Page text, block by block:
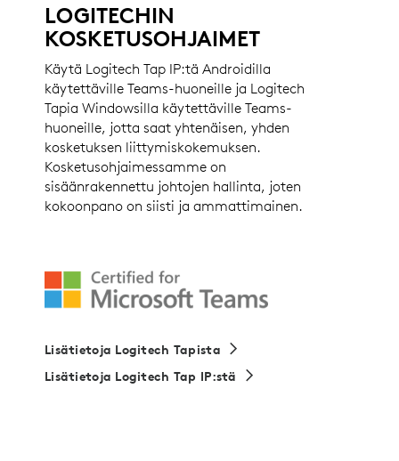
LOGITECHIN
KOSKETUSOHJAIMET
Käytä Logitech Tap IP:tä Androidilla
käytettäville Teams-huoneille ja Logitech
Tapia Windowsilla käytettäville Teams-
huoneille, jotta saat yhtenäisen, yhden
kosketuksen liittymiskokemuksen.
Kosketusohjaimessamme on
sisäänrakennettu johtojen hallinta, joten
kokoonpano on siisti ja ammattimainen.
Lisätietoja Logitech Tapista
Lisätietoja Logitech Tap IP:stä